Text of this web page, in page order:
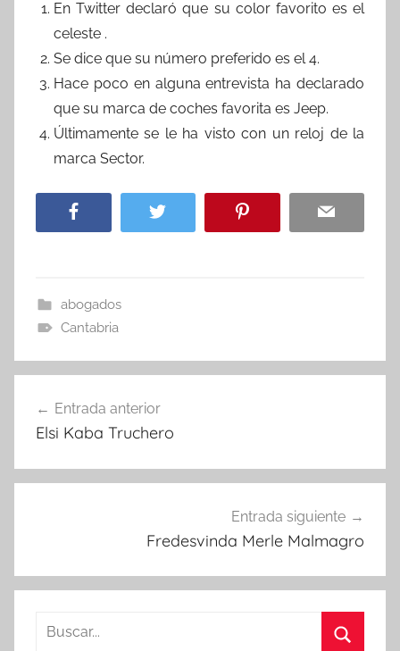
En Twitter declaró que su color favorito es el
celeste .
Se dice que su número preferido es el 4.
Hace poco en alguna entrevista ha declarado
que su marca de coches favorita es Jeep.
Últimamente se le ha visto con un reloj de la
marca Sector.
abogados
Cantabria
de
Entrada anterior
Elsi Kaba Truchero
Entrada siguiente
Fredesvinda Merle Malmagro
Buscar: